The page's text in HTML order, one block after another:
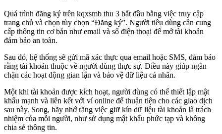
Quá trình đăng ký trên kqxsmb thu 3 bắt đầu bằng việc truy cập
trang chủ và chọn tùy chọn “Đăng ký”. Người tiêu dùng cần cung
cấp thông tin cơ bản như email và số điện thoại để mở tài khoản
đảm bảo an toàn.
Sau đó, hệ thống sẽ gửi mã xác thực qua email hoặc SMS, đảm bảo
rằng tài khoản thuộc về người dùng thực sự. Điều này giúp ngăn
chặn các hoạt động gian lận và bảo vệ dữ liệu cá nhân.
Một khi tài khoản được kích hoạt, người dùng có thể thiết lập mật
khẩu mạnh và liên kết với ví online để thuận tiện cho các giao dịch
sau này. Song, hãy nhớ rằng việc giữ kín dữ liệu tài khoản là trách
nhiệm của mỗi người, như sử dụng mật khẩu phức tạp và không
chia sẻ thông tin.